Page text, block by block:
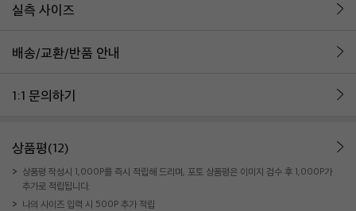
실측 사이즈
배송/교환/반품 안내
1:1 문의하기
상품평(12)
상품평 작성시 1,000P를 즉시 적립해 드리며, 포토 상품평은 이미지 검수 후 1,000P가
추가로 적립됩니다.
나의 사이즈 입력 시 500P 추가 적립